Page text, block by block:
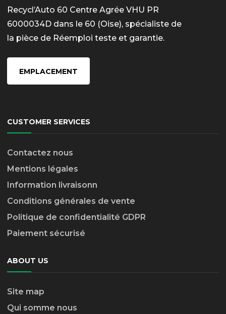
Recycl’Auto 60 Centre Agrée VHU PR
6000034D dans le 60 (Oise), spécialiste de
la pièce de Réemploi teste et garantie.
EMPLACEMENT
CUSTOMER SERVICES
Contactez nous
Mentions légales
Information livraisonn
Conditions générales de vente
Politique de confidentialité GDPR
Paiement sécurisé
ABOUT US
Site map
Qui somme nous